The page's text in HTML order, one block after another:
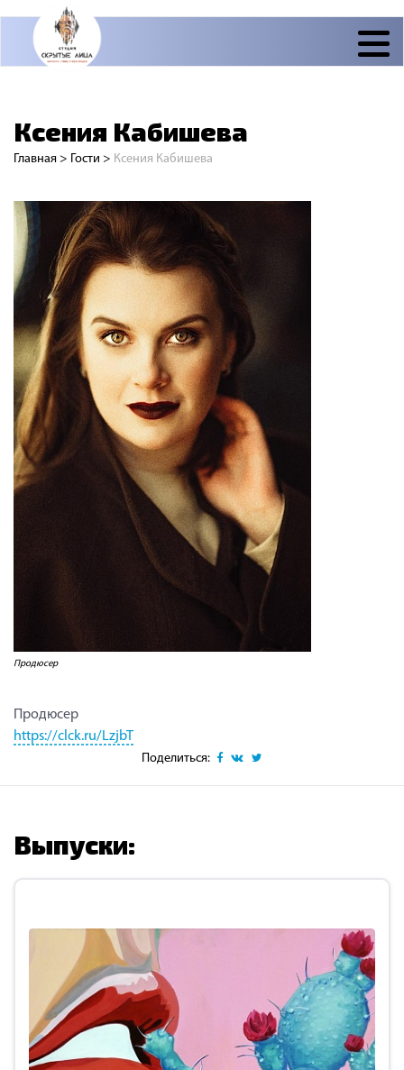
Ксения Кабишева
Главная > Гости > Ксения Кабишева
Продюсер
Продюсер
https://clck.ru/LzjbT
Поделиться:
Выпуски: